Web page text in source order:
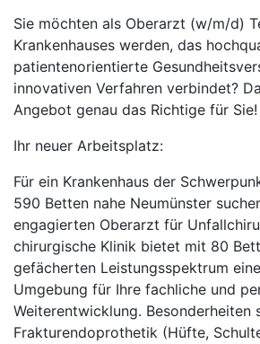
Sie möchten als Oberarzt (w/m/d)
Krankenhauses werden, das
patientenorientierte
innovativen Verfahren verbindet?
Angebot genau das Richtige für Sie!
Ihr neuer Arbeitsplatz:
Für ein Krankenhaus der
590 Betten nahe Neumünster
engagierten Oberarzt für
chirurgische Klinik bietet mit 80
gefächerten Leistungsspektrum
Umgebung für Ihre fachliche und
Weiterentwicklung. Besonderheiten
Frakturendoprothetik (Hüfte,